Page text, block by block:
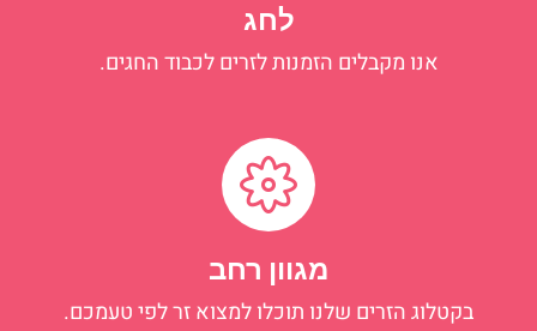
לחג
אנו מקבלים הזמנות לזרים לכבוד החגים.
מגוון רחב
בקטלוג הזרים שלנו תוכלו למצוא זר לפי טעמכם.